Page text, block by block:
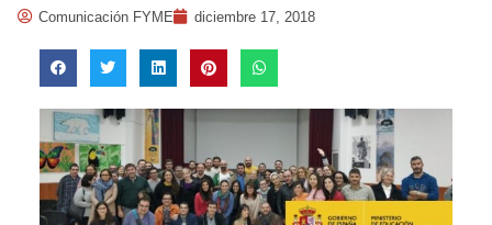
Comunicación FYME diciembre 17, 2018